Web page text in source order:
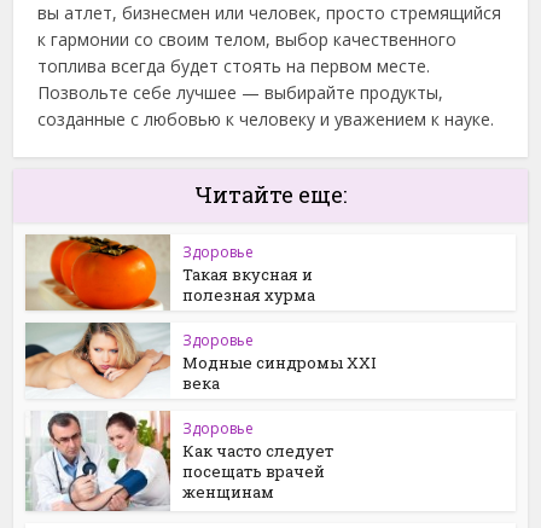
вы атлет, бизнесмен или человек, просто стремящийся
к гармонии со своим телом, выбор качественного
топлива всегда будет стоять на первом месте.
Позвольте себе лучшее — выбирайте продукты,
созданные с любовью к человеку и уважением к науке.
Читайте еще:
Здоровье
Такая вкусная и
полезная хурма
Здоровье
Модные синдромы XXI
века
Здоровье
Как часто следует
посещать врачей
женщинам